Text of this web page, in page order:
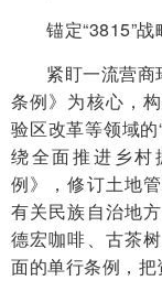
锚定“3815”
紧盯一流营
条例》为核心，
验区改革等领域
绕全面推进乡村
例》，修订土地
有关民族自治地
德宏咖啡、古茶
面的单行条例，把